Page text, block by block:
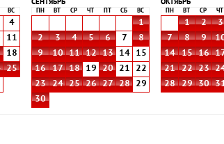
ВС
4
11
18
25
СЕНТЯБРЬ
ПН ВТ СР ЧТ СБ ВС
1
2
3 4 5 6 7
8
9
10 11 12 13 14
15
16
17 18 19 20 21
22
23
24 25 26 27 28
29
30
ОКТЯБРЬ
ПН ВТ СР ЧТ
1 2 3
7
8 9
14
15 16
21
22 23
28
29 30